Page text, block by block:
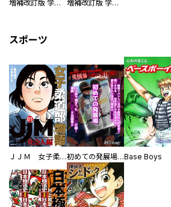
増補改訂版 学研まんが NEW世界の歴史 別巻 人物学習事典 増補改訂版 学研まんが NEW世界の歴史 別巻 世界遺産学習事典
スポーツ
ＪＪＭ 女子柔道部物語 社会人編 初めての発展場 【白抜き修正版】